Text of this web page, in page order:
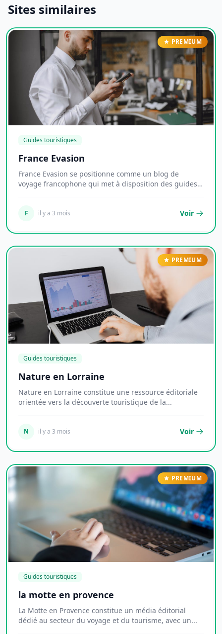
Sites similaires
PREMIUM
Guides touristiques
France Evasion
France Evasion se positionne comme un blog de
voyage francophone qui met à disposition des guides
F il y a 3 mois Voir
PREMIUM
Guides touristiques
Nature en Lorraine
Nature en Lorraine constitue une ressource éditoriale
orientée vers la découverte touristique de la...
N il y a 3 mois Voir
PREMIUM
Guides touristiques
la motte en provence
La Motte en Provence constitue un média éditorial
dédié au secteur du voyage et du tourisme, avec un...